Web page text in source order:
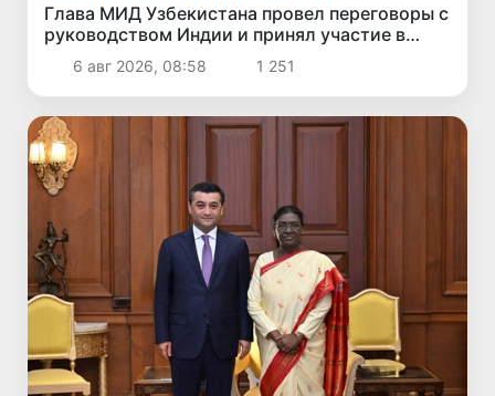
Глава МИД Узбекистана провел переговоры с
руководством Индии и принял участие в
Узбекско-индийском бизнес-форуме
6 авг 2026, 08:58 1 251